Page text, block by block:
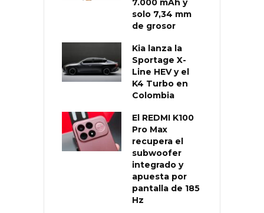
7.000 mAh y
solo 7,34 mm
de grosor
Kia lanza la
Sportage X-
Line HEV y el
K4 Turbo en
Colombia
El REDMI K100
Pro Max
recupera el
subwoofer
integrado y
apuesta por
pantalla de 185
Hz